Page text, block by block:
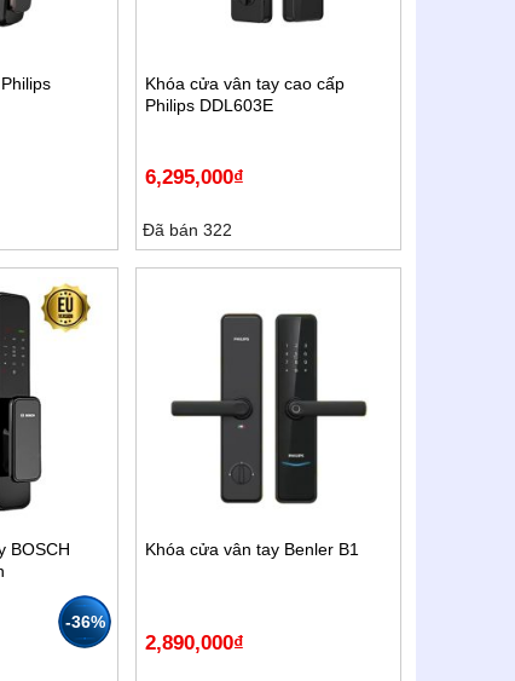
Khóa cửa vân tay cao cấp
Philips DDL603E
6,295,000₫
Đã bán 322
-36%
BOSCH
Khóa cửa vân tay Benler B1
2,890,000₫